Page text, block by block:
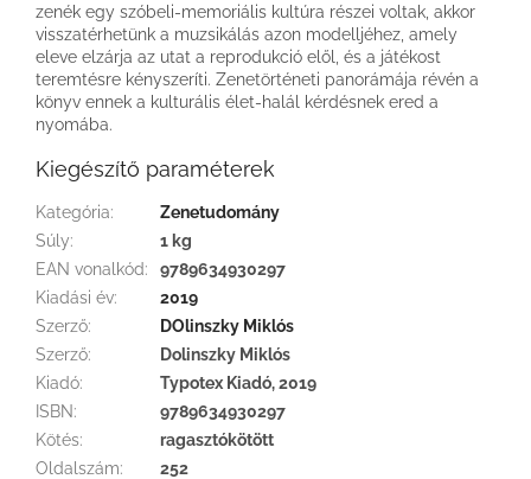
zenék egy szóbeli-memoriális kultúra részei voltak, akkor
visszatérhetünk a muzsikálás azon modelljéhez, amely
eleve elzárja az utat a reprodukció elől, és a játékost
teremtésre kényszeríti. Zenetörténeti panorámája révén a
könyv ennek a kulturális élet-halál kérdésnek ered a
nyomába.
Kiegészítő paraméterek
Kategória:
Zenetudomány
Súly:
1 kg
EAN vonalkód:
9789634930297
Kiadási év:
2019
Szerző:
DOlinszky Miklós
Szerző:
Dolinszky Miklós
Kiadó:
Typotex Kiadó, 2019
ISBN:
9789634930297
Kötés:
ragasztókötött
Oldalszám: 252